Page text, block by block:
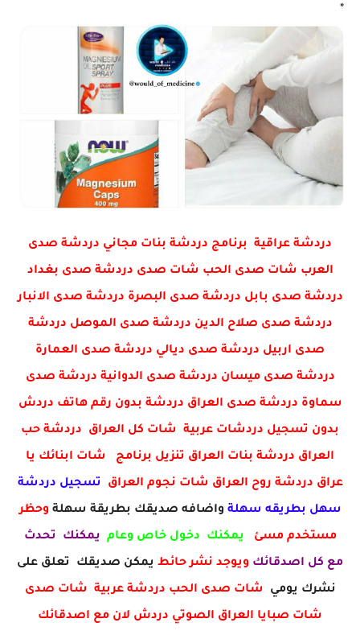
*
دردشة عراقية برنامج دردشة بنات مجاني دردشة صدى
العرب شات صدى الحب شات صدى دردشة صدى بغداد
دردشة صدى بابل دردشة صدى البصرة دردشة صدى الانبار
دردشة صدى صلاح الدين دردشة صدى الموصل دردشة
صدى اربيل دردشة صدى ديالي دردشة صدى العمارة
دردشة صدى ميسان دردشة صدى الدوانية دردشة صدى
سماوة دردشة صدى العراق دردشة بدون رقم هاتف دردش
بدون تسجيل دردشات عربية شات كل العراق دردشة حب
العراق دردشة بنات العراق تنزيل برنامج شات ابنائك يا
عراق دردشة روح العراق شات نجوم العراق تسجيل دردشة
سهل بطريقه سهلة واضافه صديقك بطريقة سهلة وحظر
مستخدم مسئ يمكنك دخول خاص وعام يمكنك تحدث
مع كل اصدقائك ويوجد نشر حائط يمكن صديقك تعلق على
نشرك يومي شات صدى الحب دردشة عربية شات صدى
شات صبايا العراق الصوتي دردش لان مع اصدقائك